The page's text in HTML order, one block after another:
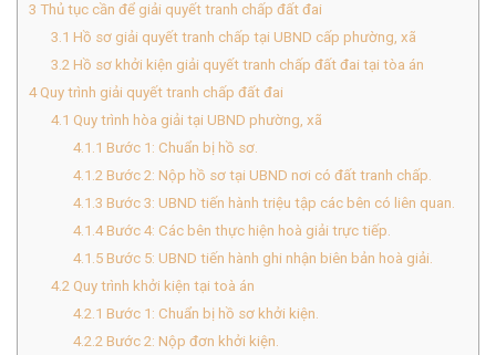
3 Thủ tục cần để giải quyết tranh chấp đất đai
3.1 Hồ sơ giải quyết tranh chấp tại UBND cấp phường, xã
3.2Hồ sơ khởi kiện giải quyết tranh chấp đất đai tại tòa án
4Quy trình giải quyết tranh chấp đất đai
4.1 Quy trình hòa giải tại UBND phường, xã
4.1.1 Bước 1: Chuẩn bị hồ sơ.
4.1.2Bước 2: Nộp hồ sơ tại UBND nơi có đất tranh chấp.
4.1.3 Bước 3: UBND tiến hành triệu tập các bên có liên quan.
4.1.4Bước 4: Các bên thực hiện hoà giải trực tiếp.
4.1.5Bước 5: UBND tiến hành ghi nhận biên bản hoà giải.
4.2Quy trình khởi kiện tại toà án
4.2.1 Bước 1: Chuẩn bị hồ sơ khởi kiện.
4.2.2Bước 2: Nộp đơn khởi kiện.